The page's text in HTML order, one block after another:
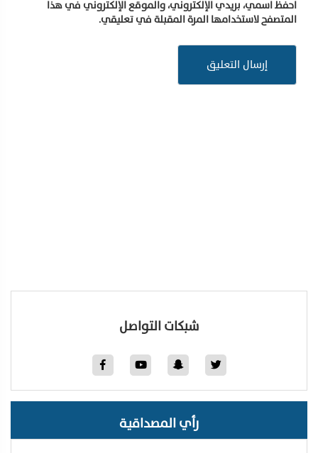
احفظ اسمي، بريدي الإلكتروني، والموقع الإلكتروني في هذا
المتصفح لاستخدامها المرة المقبلة في تعليقي.
شبكات التواصل
رأي المصداقية